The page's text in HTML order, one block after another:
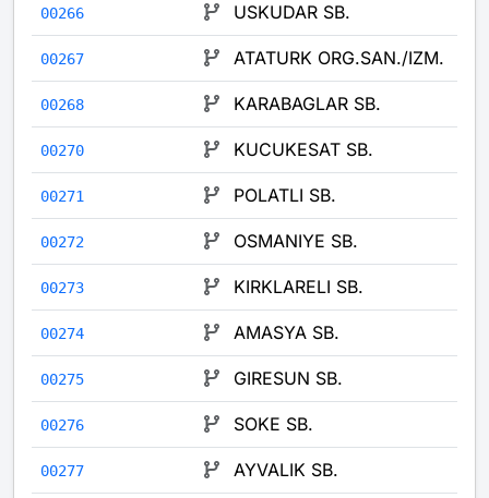
00266 USKUDAR SB.
00267 ATATURK ORG.SAN./IZM.
00268 KARABAGLAR SB.
00270 KUCUKESAT SB.
00271 POLATLI SB.
00272 OSMANIYE SB.
00273 KIRKLARELI SB.
00274 AMASYA SB.
00275 GIRESUN SB.
00276 SOKE SB.
00277 AYVALIK SB.